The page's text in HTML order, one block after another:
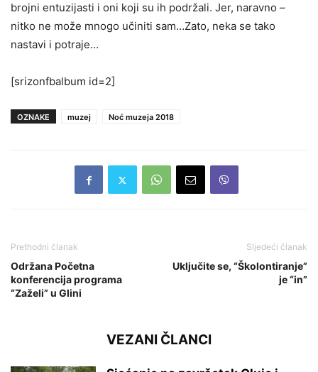
brojni entuzijasti i oni koji su ih podržali. Jer, naravno –
nitko ne može mnogo učiniti sam…Zato, neka se tako
nastavi i potraje…
[srizonfbalbum id=2]
OZNAKE muzej Noć muzeja 2018
Prethodni članak
Održana Početna
konferencija programa
“Zaželi” u Glini
Sljedeći članak
Uključite se, “Školontiranje”
je “in”
VEZANI ČLANCI